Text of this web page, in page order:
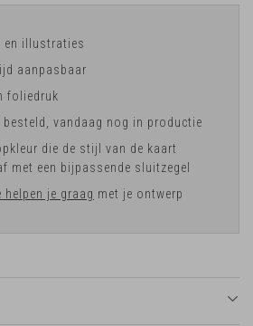
en illustraties
aanpasbaar
foliedruk
vandaag nog in productie
die de stijl van de kaart
met een bijpassende sluitzegel
helpen je graag met je ontwerp